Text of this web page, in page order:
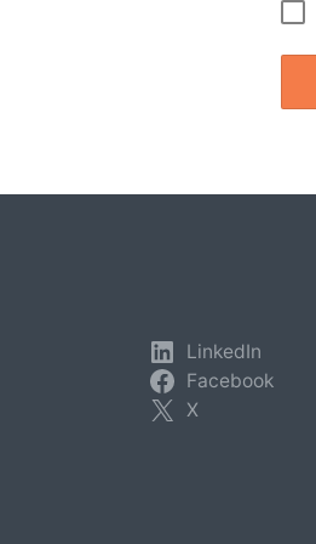
LinkedIn
Facebook
X